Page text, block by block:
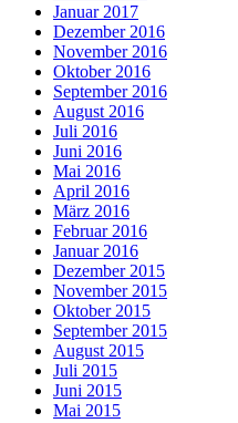
Januar 2017
Dezember 2016
November 2016
Oktober 2016
September 2016
August 2016
Juli 2016
Juni 2016
Mai 2016
April 2016
März 2016
Februar 2016
Januar 2016
Dezember 2015
November 2015
Oktober 2015
September 2015
August 2015
Juli 2015
Juni 2015
Mai 2015